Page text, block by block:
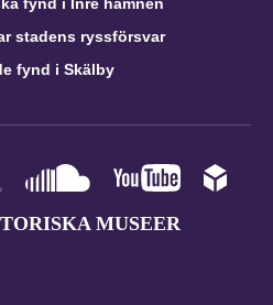
fynd i Inre hamnen
stadens ryssförsvar
fynd i Skälby
MUSEER